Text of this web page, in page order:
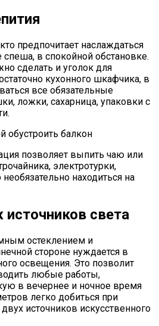
предпочитает наслаждаться
в спокойной обстановке.
сделать и уголок для
кухонного шкафчика, в
все обязательные
ложки, сахарница, упаковки с
позволяет выпить чаю или
электротурки,
находиться на
света
остеклением и
стороне нуждается в
освещения. Это позволит
любые работы,
в вечернее и ночное время
легко добиться при
источников искусственного